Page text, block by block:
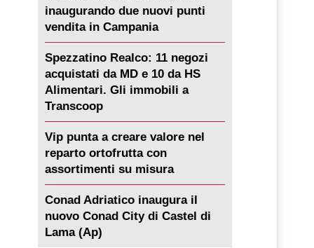
inaugurando due nuovi punti
vendita in Campania
Spezzatino Realco: 11 negozi
acquistati da MD e 10 da HS
Alimentari. Gli immobili a
Transcoop
Vip punta a creare valore nel
reparto ortofrutta con
assortimenti su misura
Conad Adriatico inaugura il
nuovo Conad City di Castel di
Lama (Ap)